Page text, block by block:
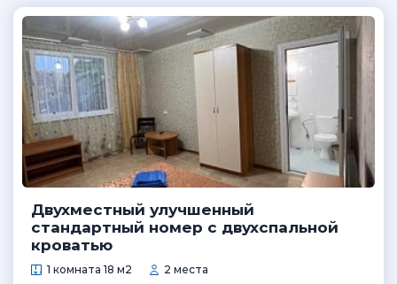
Двухместный улучшенный
стандартный номер с двухспальной
кроватью
1 комната 18 м2 2 места